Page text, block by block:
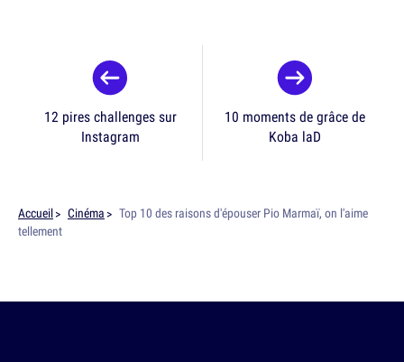
12 pires challenges sur
Instagram
10 moments de grâce de
Koba laD
Accueil Cinéma
Top 10 des raisons d'épouser Pio Marmaï, on l'aime
tellement